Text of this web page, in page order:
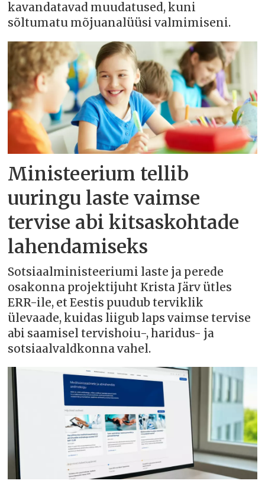
kavandatavad muudatused, kuni
sõltumatu mõjuanalüüsi valmimiseni.
Ministeerium tellib
uuringu laste vaimse
tervise abi kitsaskohtade
lahendamiseks
Sotsiaalministeeriumi laste ja perede
osakonna projektijuht Krista Järv ütles
ERR-ile, et Eestis puudub terviklik
ülevaade, kuidas liigub laps vaimse tervise
abi saamisel tervishoiu-, haridus- ja
sotsiaalvaldkonna vahel.